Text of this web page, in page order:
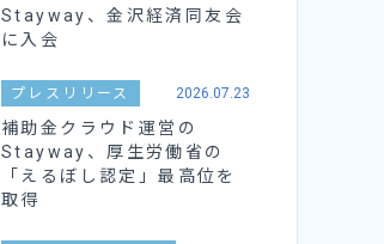
Stayway、金沢経済同友会
に入会
プレスリリース 2026.07.23
補助金クラウド運営の
Stayway、厚生労働省の
「えるぼし認定」最高位を
取得